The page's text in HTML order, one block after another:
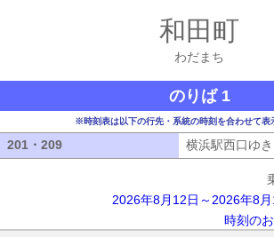
和田町
わだまち
のりば 1
※時刻表は以下の行先・系統の時刻を合わせて表
201・209 横浜駅西口ゆき
2026年8月12日～2026年8
時刻の